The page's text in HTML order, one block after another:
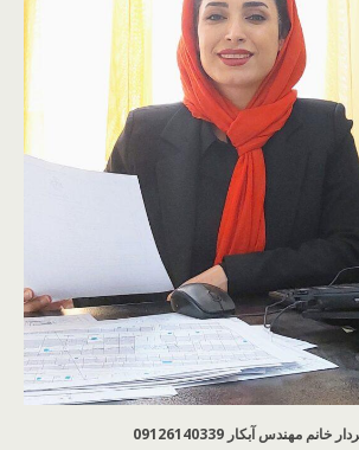
خانم مهندس آبکار 09126140339